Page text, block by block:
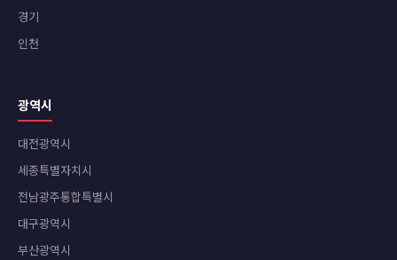
경기
인천
광역시
대전광역시
세종특별자치시
전남광주통합특별시
대구광역시
부산광역시